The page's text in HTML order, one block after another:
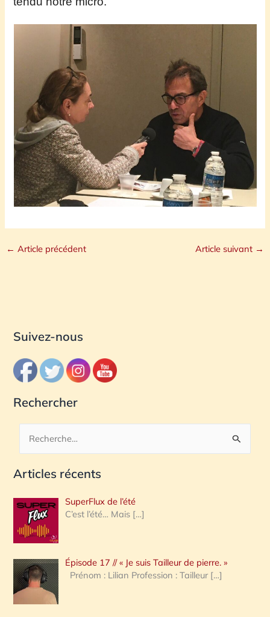
← Article précédent Article suivant →
Suivez-nous
Rechercher
c
e
r
c
h
e
Articles récents
SuperFlux de l’été
C’est l’été… Mais […]
Épisode 17 // « Je suis Tailleur de pierre. »
Prénom : Lilian Profession : Tailleur […]